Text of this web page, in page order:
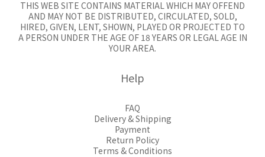
THIS WEB SITE CONTAINS MATERIAL WHICH MAY OFFEND
AND MAY NOT BE DISTRIBUTED, CIRCULATED, SOLD,
HIRED, GIVEN, LENT, SHOWN, PLAYED OR PROJECTED TO
A PERSON UNDER THE AGE OF 18 YEARS OR LEGAL AGE IN
YOUR AREA.
Help
FAQ
Delivery & Shipping
Payment
Return Policy
Terms & Conditions